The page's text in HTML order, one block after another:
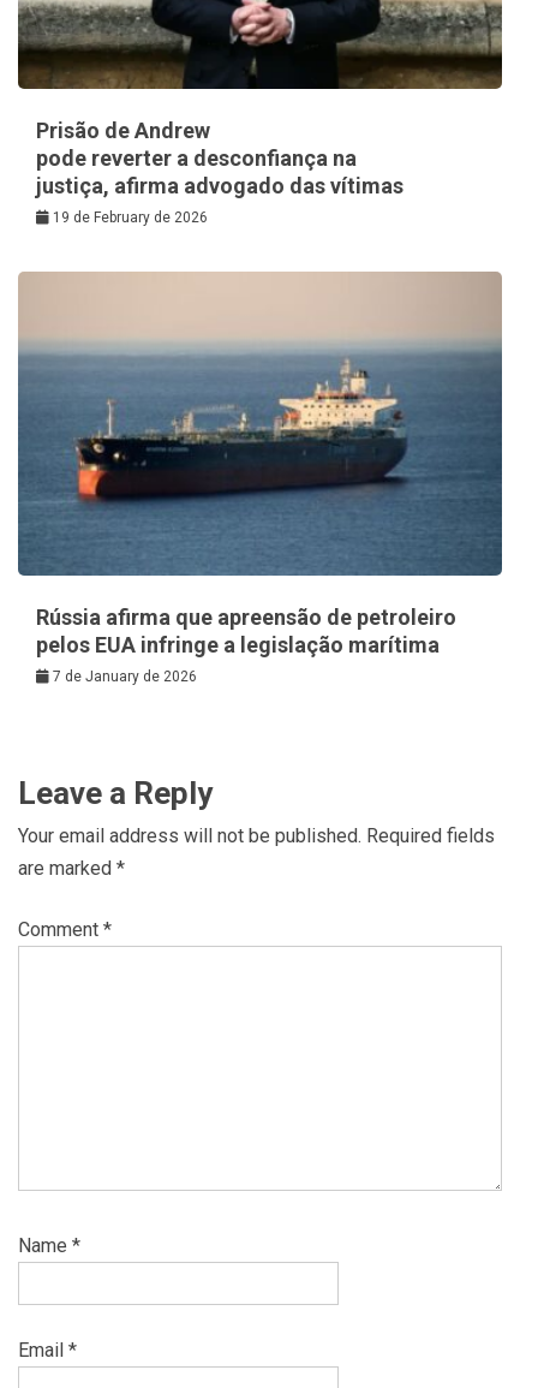
Prisão de Andrew
pode reverter a desconfiança na
justiça, afirma advogado das vítimas
19 de February de 2026
Rússia afirma que apreensão de petroleiro
pelos EUA infringe a legislação marítima
7 de January de 2026
Leave a Reply
Your email address will not be published. Required fields
are marked *
Comment *
Name *
Email *